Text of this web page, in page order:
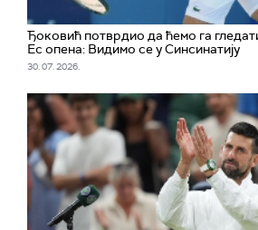
Ђоковић потврдио да ћемо га
Ес опена: Видимо се у Синсинатију
30. 07. 2026.